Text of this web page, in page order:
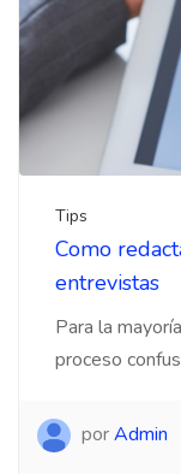
Tips
Como
entrevistas
Para la
proceso
porAdmin